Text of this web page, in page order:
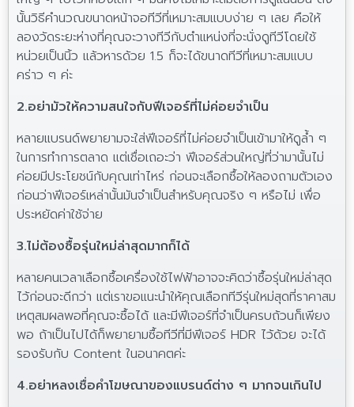
นั้นวิธีคำนวณขนาดหน้าจอทีวีที่เหมาะสมแบบง่าย ๆ เลย คือให้
ลองวัดระยะห่างที่คุณจะวางทีวีกับตำแหน่งที่จะนั่งดูทีวีโดยใช้
หน่วยเป็นนิ้ว แล้วหารด้วย 1.5 ก็จะได้ขนาดทีวีที่เหมาะสมแบบ
คร่าว ๆ ค่ะ
2.อย่ามัวให้ความสนใจกับฟีเจอร์ที่ไม่ค่อยจำเป็น
หลายแบรนด์พยายามจะใส่ฟีเจอร์ที่ไม่ค่อยจำเป็นเข้ามาให้ดูล้ำ ๆ
ในการทำการตลาด แต่เชื่อเถอะว่า ฟีเจอร์ส่วนใหญ่ที่ว่ามานั้นไม่
ค่อยมีประโยชน์กับคุณเท่าไหร่ ก่อนจะเลือกซื้อให้ลองถามตัวเอง
ก่อนว่าฟีเจอร์เหล่านั้นมันจำเป็นสำหรับคุณจริง ๆ หรือไม่ เพื่อ
ประหยัดค่าใช้จ่าย
3.ไม่ต้องซื้อรุ่นใหม่ล่าสุดมากก็ได้
หลายคนเวลาเลือกซื้อเครื่องใช้ไฟฟ้าอาจจะคิดว่าซื้อรุ่นใหม่ล่าสุด
ไว้ก่อนจะดีกว่า แต่เราขอแนะนำให้คุณเลือกทีวีรุ่นใหม่สุดที่ราคาสม
เหตุสมผลพอที่คุณจะซื้อได้ และมีฟีเจอร์ที่จำเป็นครบถ้วนก็เพียง
พอ ถ้าเป็นไปได้ก็พยายามซื้อทีวีที่มีฟีเจอร์ HDR ไว้ด้วย จะได้
รองรับกับ Content ในอนาคตค่ะ
4.อย่าหลงเชื่อคำโฆษณาของแบรนด์ต่าง ๆ มากจนเกินไป